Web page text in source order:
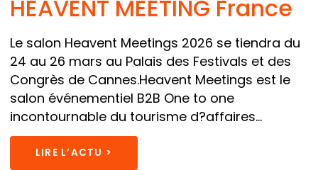
HEAVENT MEETING France
Le salon Heavent Meetings 2026 se tiendra du
24 au 26 mars au Palais des Festivals et des
Congrès de Cannes.Heavent Meetings est le
salon événementiel B2B One to one
incontournable du tourisme d?affaires...
LIRE L’ACTU >